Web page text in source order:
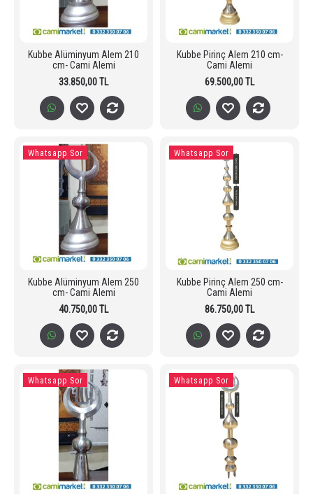
Kubbe Alüminyum Alem 210
cm- Cami Alemi
33.850,00 TL
Kubbe Pirinç Alem 210 cm-
Cami Alemi
69.500,00 TL
Whatsapp Sor
Kubbe Alüminyum Alem 250
cm- Cami Alemi
40.750,00 TL
Whatsapp Sor
Kubbe Pirinç Alem 250 cm-
Cami Alemi
86.750,00 TL
Whatsapp Sor Whatsapp Sor